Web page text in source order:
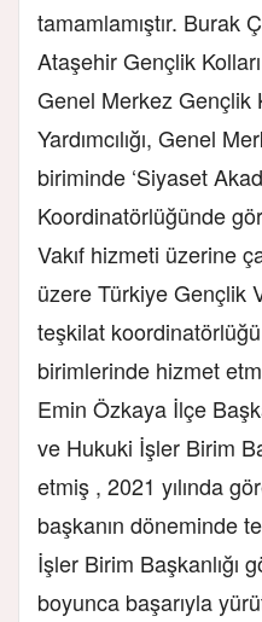
tamamlamıştır. Burak
Ataşehir Gençlik
Genel Merkez Gençlik
Yardımcılığı, Genel
biriminde ‘Siyaset
Koordinatörlüğünde
Vakıf hizmeti üzerine
üzere Türkiye Gençlik
teşkilat
birimlerinde hizmet
Emin Özkaya İlçe
ve Hukuki İşler Birim
etmiş , 2021 yılında
başkanın döneminde
İşler Birim Başkanlığı
boyunca başarıyla